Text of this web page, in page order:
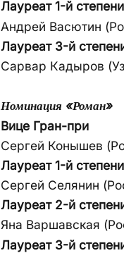
Лауреат 1-й степени
Андрей Васютин
Лауреат 3-й
Сарвар Кадыров
Номинация «Роман»
Вице Гран-при
Сергей Конышев
Лауреат 1-й степени
Сергей Селянин
Лауреат 2-й
Яна Варшавская
Лауреат 3-й